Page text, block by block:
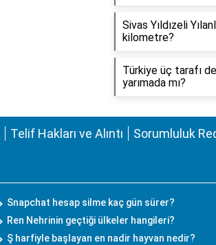
Sivas Yıldızeli
kilometre?
Türkiye üç tarafı
yarımada mı?
Telif Hakları ve Alıntı Sorumluluk
Snapchat hesap silme kaç gün sürer?
Ren Nehrinin geçtiği ülkeler hangileri?
Ş harfiyle başlayan en nadir hayvan nedir?